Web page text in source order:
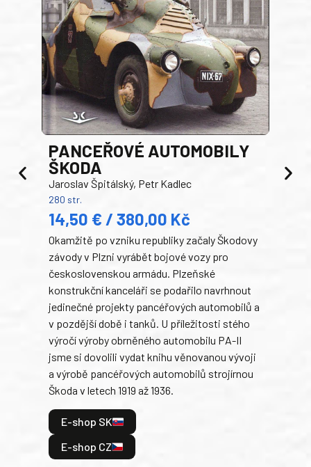
PANCEŘOVÉ AUTOMOBILY
ŠKODA
Jaroslav Špitálský, Petr Kadlec
280 str.
14,50 € / 380,00 Kč
Okamžitě po vzniku republiky začaly Škodovy
závody v Plzni vyrábět bojové vozy pro
československou armádu. Plzeňské
konstrukční kanceláři se podařilo navrhnout
jedinečné projekty pancéřových automobilů a
v pozdější době i tanků. U příležitosti stého
výročí výroby obrněného automobilu PA-II
jsme si dovolili vydat knihu věnovanou vývoji
a výrobě pancéřových automobilů strojírnou
Škoda v letech 1919 až 1936.
E-shop SK
E-shop CZ